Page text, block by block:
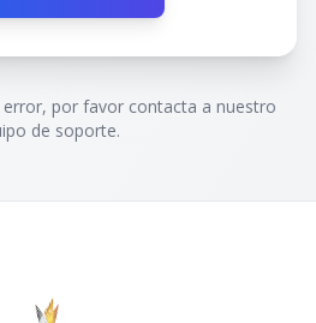
error, por favor contacta a nuestro
de soporte.